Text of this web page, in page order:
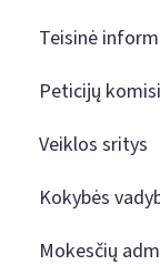
Teisinė
Peticijų
Veiklos sritys
Kokybės
Mokesčių